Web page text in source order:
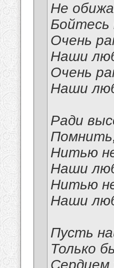
Не
Бойтесь
Очень
Наши
Очень
Наши
Ради
Нитью
Наши
Нитью
Наши
Пусть
Только